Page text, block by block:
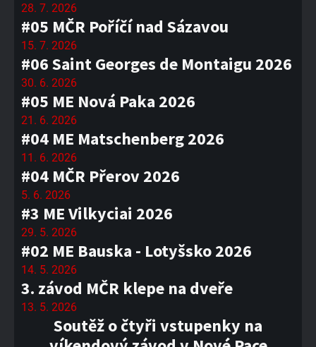
28. 7. 2026
#05 MČR Poříčí nad Sázavou
15. 7. 2026
#06 Saint Georges de Montaigu 2026
30. 6. 2026
#05 ME Nová Paka 2026
21. 6. 2026
#04 ME Matschenberg 2026
11. 6. 2026
#04 MČR Přerov 2026
5. 6. 2026
#3 ME Vilkyciai 2026
29. 5. 2026
#02 ME Bauska - Lotyšsko 2026
14. 5. 2026
3. závod MČR klepe na dveře
13. 5. 2026
Soutěž o čtyři vstupenky na